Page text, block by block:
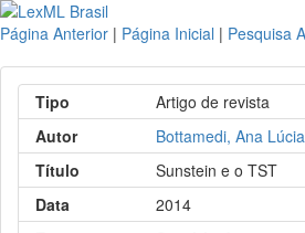
Página Anterior | Página Inicial | Pesquisa
Tipo
Artigo de revista
Autor
Bottamedi, Ana
Título
Sunstein e o TST
Data
2014